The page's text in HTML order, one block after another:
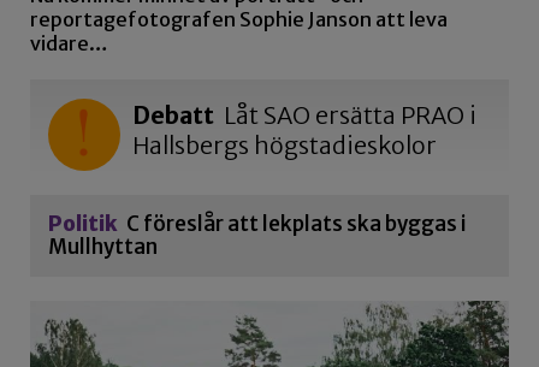
reportagefotografen Sophie Janson att leva
vidare…
Debatt Låt SAO ersätta PRAO i
Hallsbergs högstadieskolor
Politik C föreslår att lekplats ska byggas i
Mullhyttan